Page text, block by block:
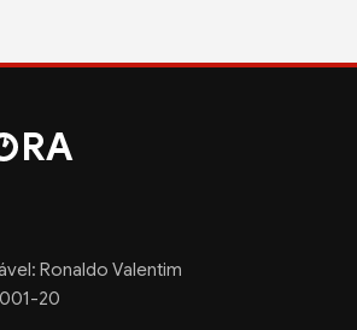
RA
Ronaldo Valentim
20